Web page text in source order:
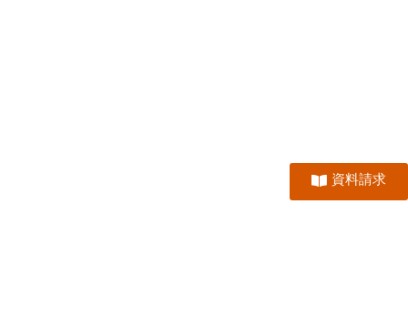
資料請求